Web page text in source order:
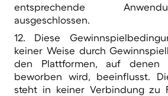
entsprechende
ausgeschlossen.
12. Diese
keiner Weise durch
den Plattformen, auf denen
beworben wird, beeinflusst.
steht in keiner Verbindung zu